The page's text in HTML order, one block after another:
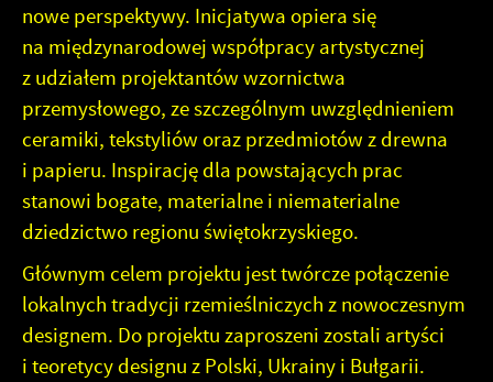
nowe perspektywy. Inicjatywa opiera się
na międzynarodowej współpracy artystycznej
z udziałem projektantów wzornictwa
przemysłowego, ze szczególnym uwzględnieniem
ceramiki, tekstyliów oraz przedmiotów z drewna
i papieru. Inspirację dla powstających prac
stanowi bogate, materialne i niematerialne
dziedzictwo regionu świętokrzyskiego.
Głównym celem projektu jest twórcze połączenie
lokalnych tradycji rzemieślniczych z nowoczesnym
designem. Do projektu zaproszeni zostali artyści
i teoretycy designu z Polski, Ukrainy i Bułgarii.